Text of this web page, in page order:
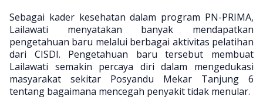
Sebagai kader kesehatan dalam program PN-PRIMA,
Lailawati menyatakan banyak mendapatkan
pengetahuan baru melalui berbagai aktivitas pelatihan
dari CISDI. Pengetahuan baru tersebut membuat
Lailawati semakin percaya diri dalam mengedukasi
masyarakat sekitar Posyandu Mekar Tanjung 6
tentang bagaimana mencegah penyakit tidak menular.